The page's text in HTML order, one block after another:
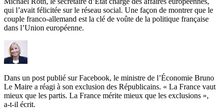
qui l’avait félicitée sur le réseau social. Une façon de montrer que le
couple franco-allemand est la clé de voûte de la politique française
dans l’Union européenne.
Dans un post publié sur Facebook, le ministre de l’Économie Bruno
Le Maire a réagi à son exclusion des Républicains. « La France vaut
mieux que les partis. La France mérite mieux que les exclusions »,
a-t-il écrit.